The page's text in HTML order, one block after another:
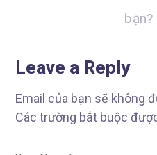
bạn?
Leave a Reply
Email của bạn sẽ không
Các trường bắt buộc